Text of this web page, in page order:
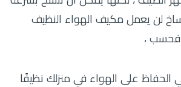
لن يعمل مكيف الهواء النظيف
فحسب ،
الحفاظ على الهواء في منزلك نظيفًا